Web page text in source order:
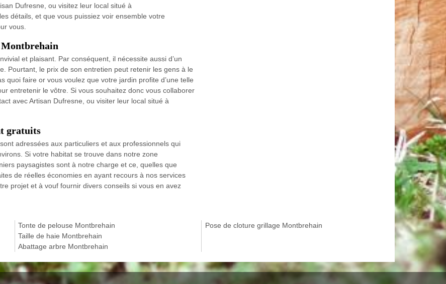
Dufresne, ou visitez leur local situé à
détails, et que vous puissiez voir ensemble votre
vous.
et plaisant. Par conséquent, il nécessite aussi d’un
Pourtant, le prix de son entretien peut retenir les gens à le
quoi faire or vous voulez que votre jardin profite d’une telle
entretenir le vôtre. Si vous souhaitez donc vous collaborer
avec Artisan Dufresne, ou visiter leur local situé à
gratuits
adressées aux particuliers et aux professionnels qui
Si votre habitat se trouve dans notre zone
paysagistes sont à notre charge et ce, quelles que
de réelles économies en ayant recours à nos services
projet et à vouf fournir divers conseils si vous en avez
Tonte de pelouse Montbrehain
Taille de haie Montbrehain
Abattage arbre Montbrehain
Pose de cloture grillage Montbrehain